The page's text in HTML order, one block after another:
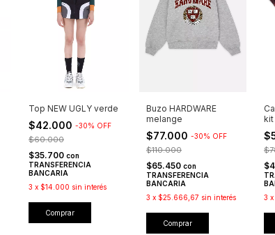
Top NEW UGLY verde
$42.000 -30% OFF
$60.000
$35.700 con
TRANSFERENCIA
BANCARIA
3 x $14.000 sin interés
Comprar
Buzo HARDWARE
melange
$77.000 -30% OFF
$110.000
$65.450 con
TRANSFERENCIA
BANCARIA
3 x $25.666,67 sin interés
Comprar
kit
3 x